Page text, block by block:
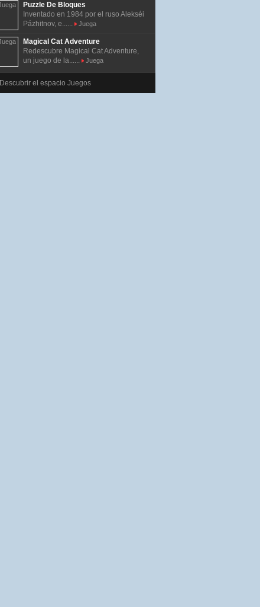
Puzzle De Bloques
Inventado en 1984 por el ruso Alekséi
Pázhitnov, e......
Juega
Magical Cat Adventure
Redescubre Magical Cat Adventure,
un juego de la......
Juega
Descubrir el espacio Juegos